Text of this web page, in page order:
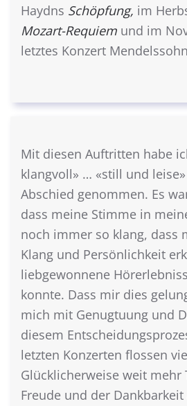
Haydns Schöpfung, im
Mozart-Requiem und im
letztes Konzert
Mit diesen Auftritten habe
klangvoll» … «still und
Abschied genommen. Es
dass meine Stimme in
noch immer so klang, dass
Klang und Persönlichkeit
liebgewonnene
konnte. Dass mir dies
mich mit Genugtuung und
diesem
letzten Konzerten flossen
Glücklicherweise weit mehr
Freude und der